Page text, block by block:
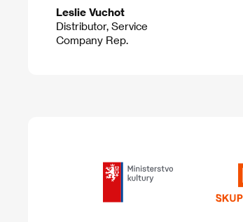
Leslie Vuchot
Distributor, Service
Company Rep.